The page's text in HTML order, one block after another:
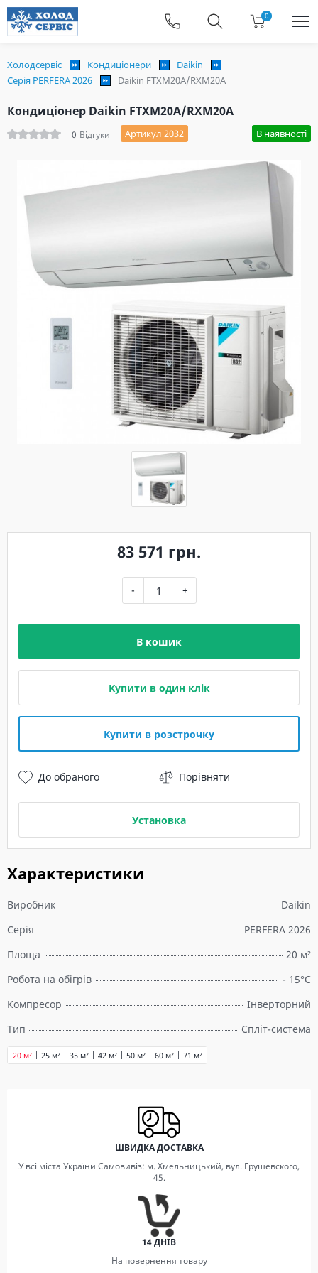
0
Холодсервіс Кондиціонери
Daikin
Серія PERFERA 2026
Daikin FTXM20A/RXM20A
Кондиціонер Daikin FTXM20A/RXM20A
0 Відгуки Артикул 2032 В наявності
Характеристики
Виробник
Daikin
Серія
PERFERA 2026
Площа
20 м²
Робота на обігрів
- 15°C
Компресор
Інверторний
Тип
Спліт-система
20 м² 25 м² 35 м² 42 м² 50 м² 60 м² 71 м²
83 571 грн.
- +
В кошик
Купити в один клік
Купити в розстрочку
До обраного Порівняти
Установка
ШВИДКА ДОСТАВКА
У всі міста України Самовивіз: м. Хмельницький, вул. Грушевского,
45.
14 ДНІВ
На повернення товару